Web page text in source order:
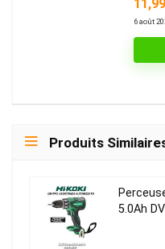
6 août
Produits
5.0Ah